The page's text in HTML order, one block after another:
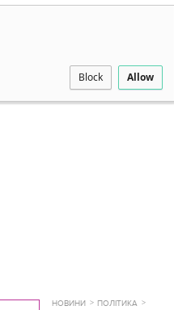
Block Allow
НОВИНИ ПОЛІТИКА